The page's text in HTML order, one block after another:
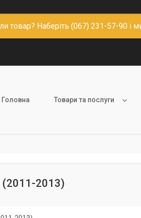
товар? Наберіть (067) 231-57-90 і
Головна Товари та послуги
(2011-2013)